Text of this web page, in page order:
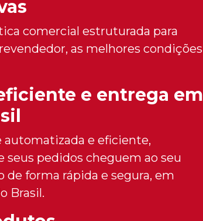
comercial estruturada para
as melhores condições
e entrega em
automatizada e eficiente,
seus pedidos cheguem ao seu
forma rápida e segura, em
Brasil.